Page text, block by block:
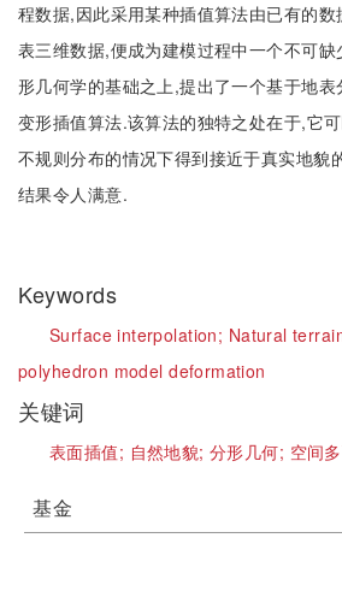
程数据,因此采用某种插值算法由已有的
表三维数据,便成为建模过程中一个不可
形几何学的基础之上,提出了一个基于地
变形插值算法.该算法的独特之处在于,它
不规则分布的情况下得到接近于真实地貌
结果令人满意.
Keywords
Surface interpolation; Natural
polyhedron model deformation
关键词
表面插值; 自然地貌;分形几何; 空间
基金